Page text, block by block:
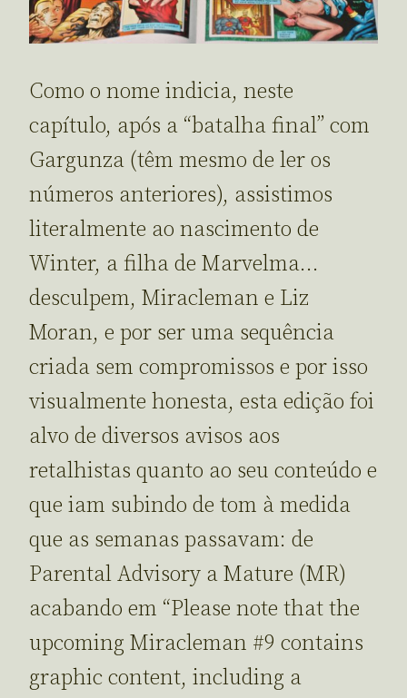
Como o nome indicia, neste
capítulo, após a “batalha final” com
Gargunza (têm mesmo de ler os
números anteriores), assistimos
literalmente ao nascimento de
Winter, a filha de Marvelma…
desculpem, Miracleman e Liz
Moran, e por ser uma sequência
criada sem compromissos e por isso
visualmente honesta, esta edição foi
alvo de diversos avisos aos
retalhistas quanto ao seu conteúdo e
que iam subindo de tom à medida
que as semanas passavam: de
Parental Advisory a Mature (MR)
acabando em “Please note that the
upcoming Miracleman #9 contains
graphic content, including a